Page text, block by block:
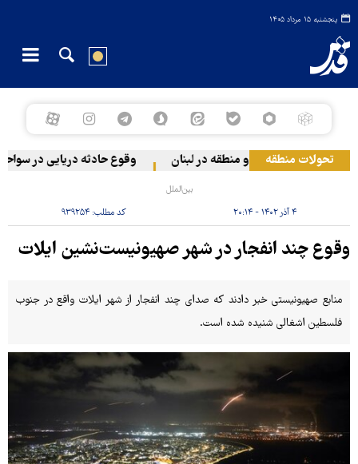
پنجشنبه ۱۵ مرداد ۱۴۰۵
تحولات منطقه
صهیونیستی به دو منطقه در لبنان وقوع حادثه دریایی در سواحل
بین‌الملل
۴ آذر ۱۴۰۲ - ۲۰:۱۴ کد مطلب:۹۳۹۲۵۴
وقوع چند انفجار در شهر صهیونیست‌نشین ایلات
منابع صهیونیستی خبر دادند که صدای چند انفجار از شهر ایلات واقع در جنوب
فلسطین اشغالی شنیده شده است.